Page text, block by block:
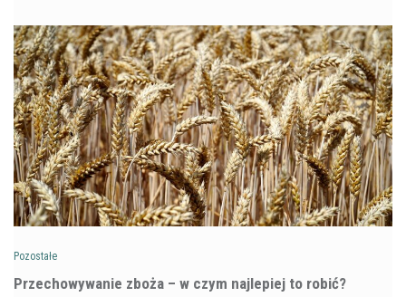
Pozostałe
Przechowywanie zboża – w czym najlepiej to robić?